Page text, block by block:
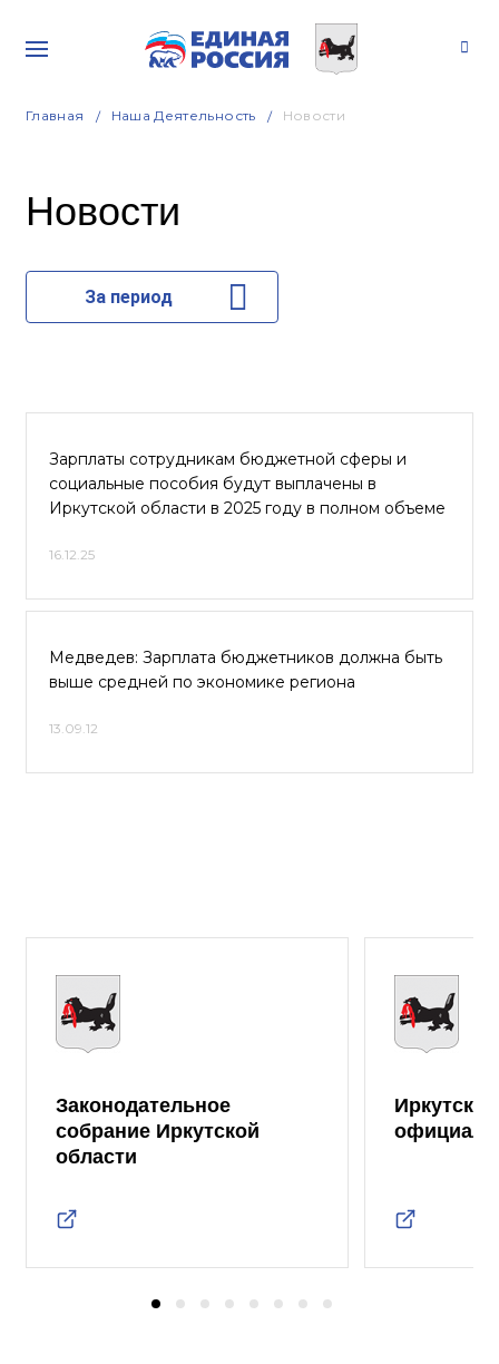
Главная Наша Деятельность Новости
Новости
За период
Зарплаты сотрудникам бюджетной сферы и
социальные пособия будут выплачены в
Иркутской области в 2025 году в полном объеме
16.12.25
Медведев: Зарплата бюджетников должна быть
выше средней по экономике региона
13.09.12
Законодательное
собрание Иркутской
области